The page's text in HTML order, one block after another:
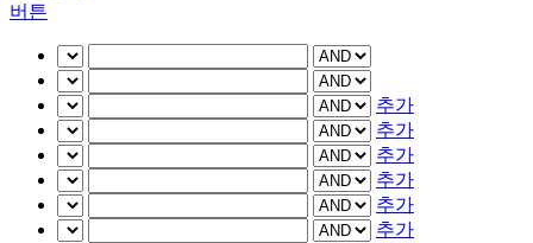
버튼
추가
추가
추가
추가
추가
추가